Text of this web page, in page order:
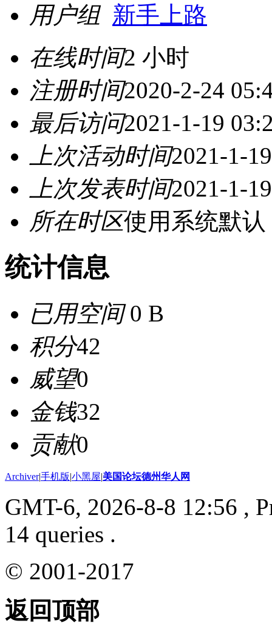
用户组 新手上路
在线时间2 小时
注册时间2020-2-24
最后访问2021-1-19
上次活动时间2021-1-
上次发表时间2021-1-
所在时区使用系统默认
统计信息
已用空间0 B
积分42
威望0
金钱32
贡献0
Archiver|手机版|小黑屋|美国论坛德州华人网
GMT-6, 2026-8-8 12:56 ,
14 queries .
© 2001-2017
返回顶部